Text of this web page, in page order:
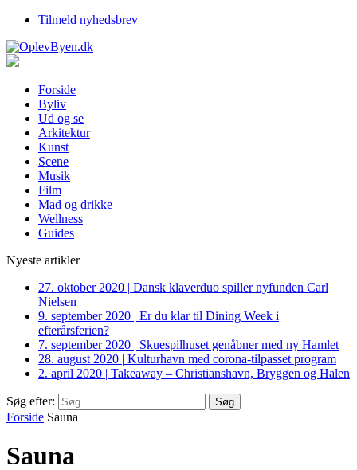
Tilmeld nyhedsbrev
Forside
Byliv
Ud og se
Arkitektur
Kunst
Scene
Musik
Film
Mad og drikke
Wellness
Guides
Nyeste artikler
27. oktober 2020 | Dansk klaverduo spiller nyfunden Carl
Nielsen
9. september 2020 | Er du klar til Dining Week i
efterårsferien?
7. september 2020 | Skuespilhuset genåbner med ny Hamlet
28. august 2020 | Kulturhavn med corona-tilpasset program
2. april 2020 | Takeaway – Christianshavn, Bryggen og Halen
Søg efter:
Forside Sauna
Sauna